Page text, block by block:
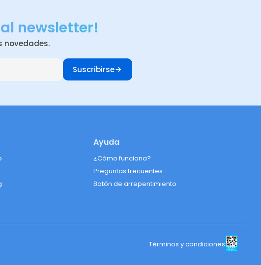
newsletter!
novedades.
Suscribirse
Ayuda
¿Cómo funciona?
Preguntas frecuentes
Botón de arrepentimiento
Términos y condiciones